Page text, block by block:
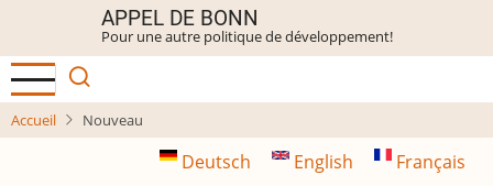
contenu
principal
APPEL DE BONN
Pour une autre politique de développement!
Accueil Nouveau
Deutsch English Français